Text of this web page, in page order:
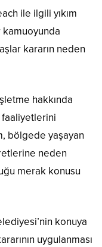
ile ilgili yıkım
kararın neden
hakkında
faaliyetlerini
bölgede yaşayan
neden
merak konusu
konuya
uygulanması